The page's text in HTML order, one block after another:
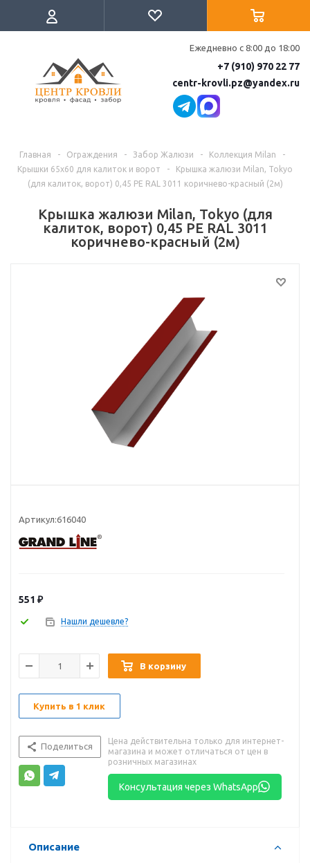
Ежедневно с 8:00 до 18:00
+7 (910) 970 22 77
centr-krovli.pz@yandex.ru
Главная - Ограждения - Забор Жалюзи - Коллекция Milan
-
Крышки 65х60 для калиток и ворот
-
Крышка жалюзи Milan, Tokyo
(для калиток, ворот) 0,45 PE RAL 3011 коричнево-красный (2м)
Крышка жалюзи Milan, Tokyo (для
калиток, ворот) 0,45 PE RAL 3011
коричнево-красный (2м)
Артикул:616040
551 ₽
Нашли дешевле?
В корзину
Купить в 1 клик
Поделиться
Цена действительна только для интернет-
магазина и может отличаться от цен в
розничных магазинах
Консультация через WhatsApp
Описание